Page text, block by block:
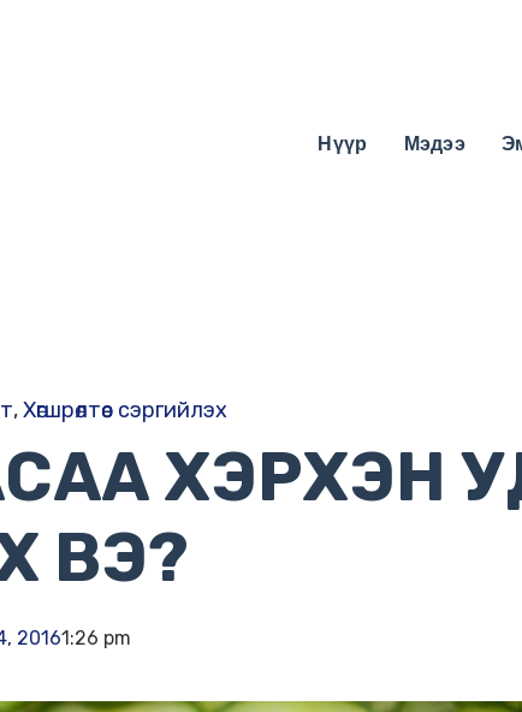
Нүүр Мэдээ
,Хөгшрөлтөөс сэргийлэх
ХЭРХЭН
ВЭ?
20161:26 pm